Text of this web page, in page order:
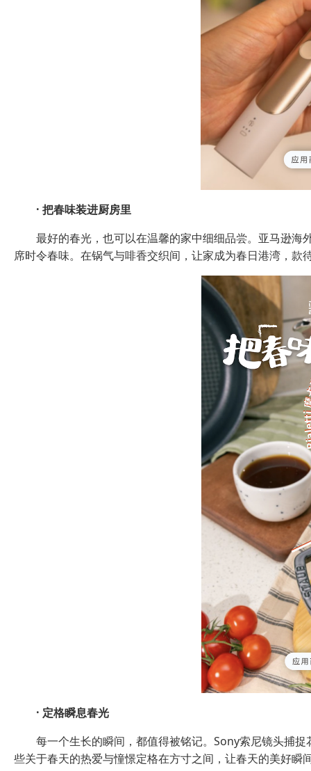
· 把春味装进厨房里
最好的春光，也可以在温馨的家中细细品尝。亚马逊
席时令春味。在锅气与啡香交织间，让家成为春日港湾，款
· 定格瞬息春光
每一个生长的瞬间，都值得被铭记。Sony索尼镜头捕
些关于春天的热爱与憧憬定格在方寸之间，让春天的美好瞬